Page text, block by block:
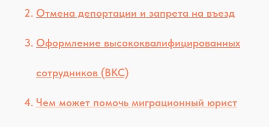
Отмена депортации и запрета на въезд
Оформление высококвалифицированных
сотрудников (ВКС)
Чем может помочь миграционный юрист